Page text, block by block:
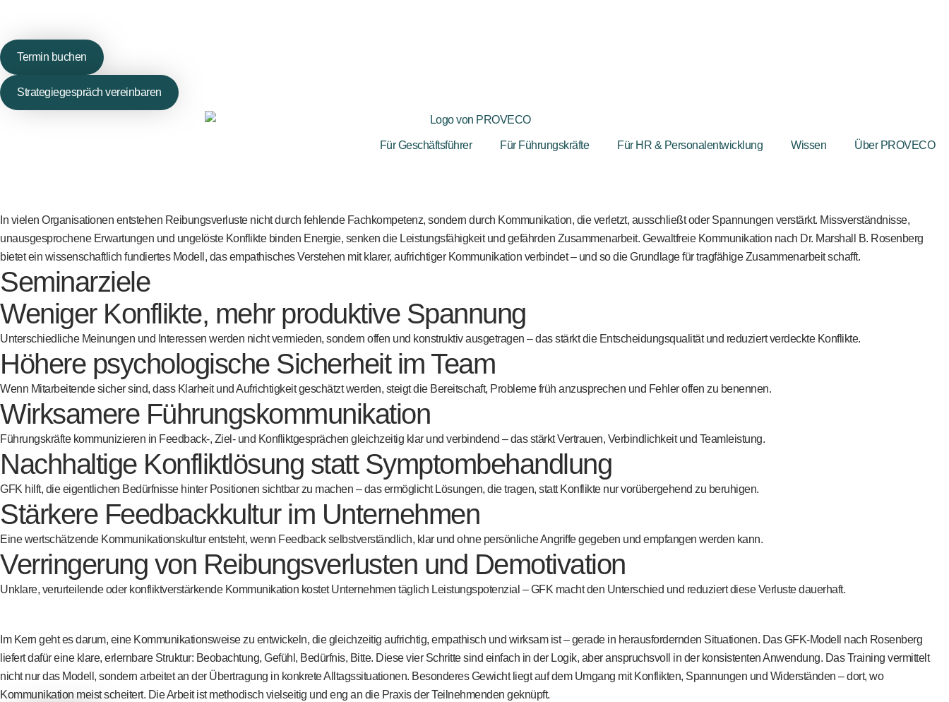
Termin buchen
Strategiegespräch vereinbaren
Für Geschäftsführer Für Führungskräfte Für HR & Personalentwicklung Wissen Über PROVECO
In vielen Organisationen entstehen Reibungsverluste nicht durch fehlende Fachkompetenz, sondern durch Kommunikation, die verletzt, ausschließt oder Spannungen verstärkt. Missverständnisse,
unausgesprochene Erwartungen und ungelöste Konflikte binden Energie, senken die Leistungsfähigkeit und gefährden Zusammenarbeit. Gewaltfreie Kommunikation nach Dr. Marshall B. Rosenberg
bietet ein wissenschaftlich fundiertes Modell, das empathisches Verstehen mit klarer, aufrichtiger Kommunikation verbindet – und so die Grundlage für tragfähige Zusammenarbeit schafft.
Seminarziele
Weniger Konflikte, mehr produktive Spannung
Unterschiedliche Meinungen und Interessen werden nicht vermieden, sondern offen und konstruktiv ausgetragen – das stärkt die Entscheidungsqualität und reduziert verdeckte Konflikte.
Höhere psychologische Sicherheit im Team
Wenn Mitarbeitende sicher sind, dass Klarheit und Aufrichtigkeit geschätzt werden, steigt die Bereitschaft, Probleme früh anzusprechen und Fehler offen zu benennen.
Wirksamere Führungskommunikation
Führungskräfte kommunizieren in Feedback-, Ziel- und Konfliktgesprächen gleichzeitig klar und verbindend – das stärkt Vertrauen, Verbindlichkeit und Teamleistung.
Nachhaltige Konfliktlösung statt Symptombehandlung
GFK hilft, die eigentlichen Bedürfnisse hinter Positionen sichtbar zu machen – das ermöglicht Lösungen, die tragen, statt Konflikte nur vorübergehend zu beruhigen.
Stärkere Feedbackkultur im Unternehmen
Eine wertschätzende Kommunikationskultur entsteht, wenn Feedback selbstverständlich, klar und ohne persönliche Angriffe gegeben und empfangen werden kann.
Verringerung von Reibungsverlusten und Demotivation
Unklare, verurteilende oder konfliktverstärkende Kommunikation kostet Unternehmen täglich Leistungspotenzial – GFK macht den Unterschied und reduziert diese Verluste dauerhaft.
Im Kern geht es darum, eine Kommunikationsweise zu entwickeln, die gleichzeitig aufrichtig, empathisch und wirksam ist – gerade in herausfordernden Situationen. Das GFK-Modell nach Rosenberg
liefert dafür eine klare, erlernbare Struktur: Beobachtung, Gefühl, Bedürfnis, Bitte. Diese vier Schritte sind einfach in der Logik, aber anspruchsvoll in der konsistenten Anwendung. Das Training vermittelt
nicht nur das Modell, sondern arbeitet an der Übertragung in konkrete Alltagssituationen. Besonderes Gewicht liegt auf dem Umgang mit Konflikten, Spannungen und Widerständen – dort, wo
Kommunikation meist scheitert. Die Arbeit ist methodisch vielseitig und eng an die Praxis der Teilnehmenden geknüpft.